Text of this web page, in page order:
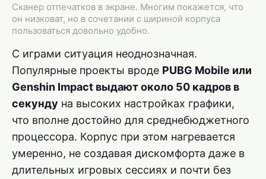
Сканер отпечатков в экране. Многим покажется, что
он низковат, но в сочетании с шириной корпуса
пользоваться довольно удобно.
С играми ситуация неоднозначная.
Популярные проекты вроде PUBG Mobile или
Genshin Impact выдают около 50 кадров в
секунду на высоких настройках графики,
что вполне достойно для среднебюджетного
процессора. Корпус при этом нагревается
умеренно, не создавая дискомфорта даже в
длительных игровых сессиях и почти без